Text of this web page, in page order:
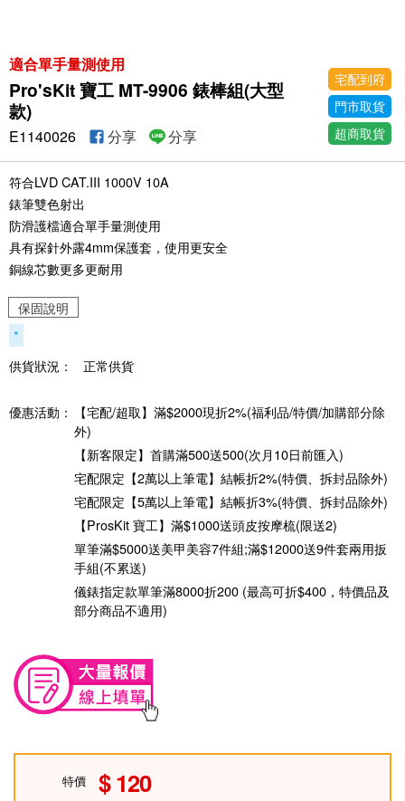
適合單手量測使用
Pro'sKit 寶工 MT-9906 錶棒組(大型
款)
宅配到府
門市取貨
超商取貨
E1140026 分享 分享
符合LVD CAT.III 1000V 10A
錶筆雙色射出
防滑護檔適合單手量測使用
具有探針外露4mm保護套，使用更安全
銅線芯數更多更耐用
保固說明
*
供貨狀況：
正常供貨
優惠活動：
【宅配/超取】滿$2000現折2%(福利品/特價/加購部分除
外)
【新客限定】首購滿500送500(次月10日前匯入)
宅配限定【2萬以上筆電】結帳折2%(特價、拆封品除外)
宅配限定【5萬以上筆電】結帳折3%(特價、拆封品除外)
【ProsKit 寶工】滿$1000送頭皮按摩梳(限送2)
單筆滿$5000送美甲美容7件組;滿$12000送9件套兩用扳
手組(不累送)
儀錶指定款單筆滿8000折200 (最高可折$400，特價品及
部分商品不適用)
特價 120